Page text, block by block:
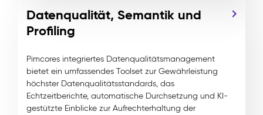
Datenqualität, Semantik und
Profiling
Pimcores integriertes Datenqualitätsmanagement
bietet ein umfassendes Toolset zur Gewährleistung
höchster Datenqualitätsstandards, das
Echtzeitberichte, automatische Durchsetzung und KI-
gestützte Einblicke zur Aufrechterhaltung der